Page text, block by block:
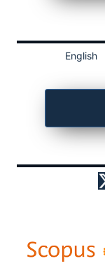
English